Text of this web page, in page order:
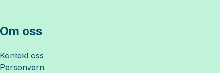
Om oss
Kontakt oss
Personvern